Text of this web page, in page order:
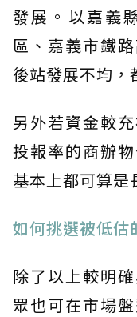
發展。以嘉義
區、嘉義市鐵
後站發展不均，
另外若資金較
投報率的商辦
基本上都可算是
如何挑選被低估
除了以上較明
眾也可在市場